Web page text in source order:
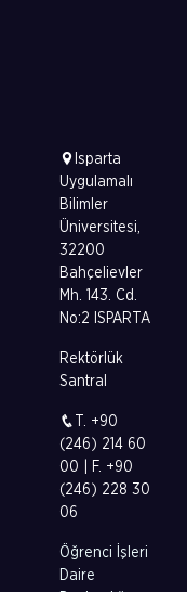
Isparta
Uygulamalı
Bilimler
Üniversitesi,
32200
Bahçelievler
Mh. 143. Cd.
No:2 ISPARTA
Rektörlük
Santral
T. +90
(246) 214 60
00 | F. +90
(246) 228 30
06
Öğrenci İşleri
Daire